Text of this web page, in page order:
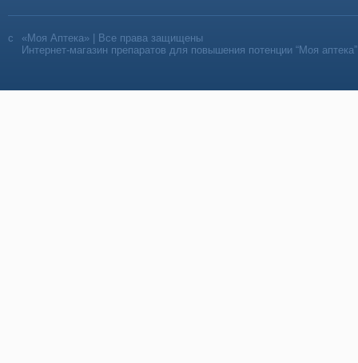
«Моя Аптека» | Все права защищены
Интернет-магазин препаратов для повышения потенции “Моя